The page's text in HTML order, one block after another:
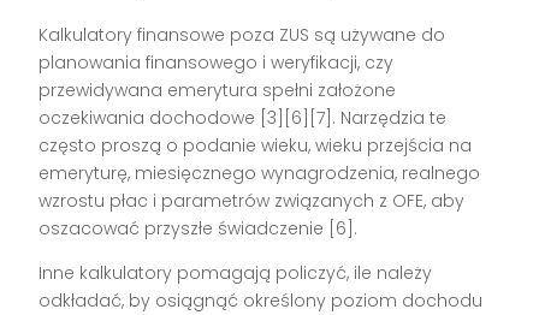
Kalkulatory finansowe poza ZUS są używane do
planowania finansowego i weryfikacji, czy
przewidywana emerytura spełni założone
oczekiwania dochodowe [3][6][7]. Narzędzia te
często proszą o podanie wieku, wieku przejścia na
emeryturę, miesięcznego wynagrodzenia, realnego
wzrostu płac i parametrów związanych z OFE, aby
oszacować przyszłe świadczenie [6].
Inne kalkulatory pomagają policzyć, ile należy
odkładać, by osiągnąć określony poziom dochodu